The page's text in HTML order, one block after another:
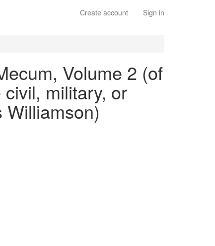
Create account Sign in
Volume 2 (of
military, or
Williamson)